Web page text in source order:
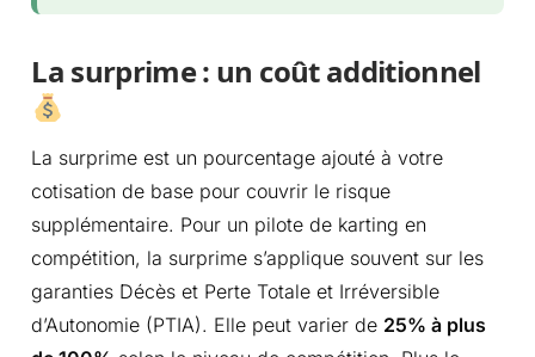
La surprime : un coût additionnel
La surprime est un pourcentage ajouté à votre
cotisation de base pour couvrir le risque
supplémentaire. Pour un pilote de karting en
compétition, la surprime s’applique souvent sur les
garanties Décès et Perte Totale et Irréversible
d’Autonomie (PTIA). Elle peut varier de 25% à plus